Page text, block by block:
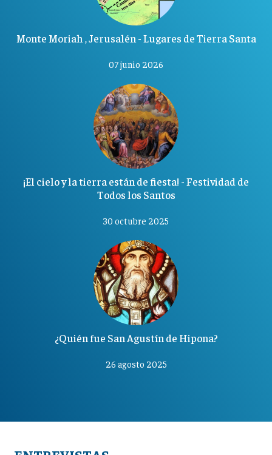
Monte Moriah , Jerusalén - Lugares de Tierra Santa
07 junio 2026
¡El cielo y la tierra están de fiesta! - Festividad de
Todos los Santos
30 octubre 2025
¿Quién fue San Agustín de Hipona?
26 agosto 2025